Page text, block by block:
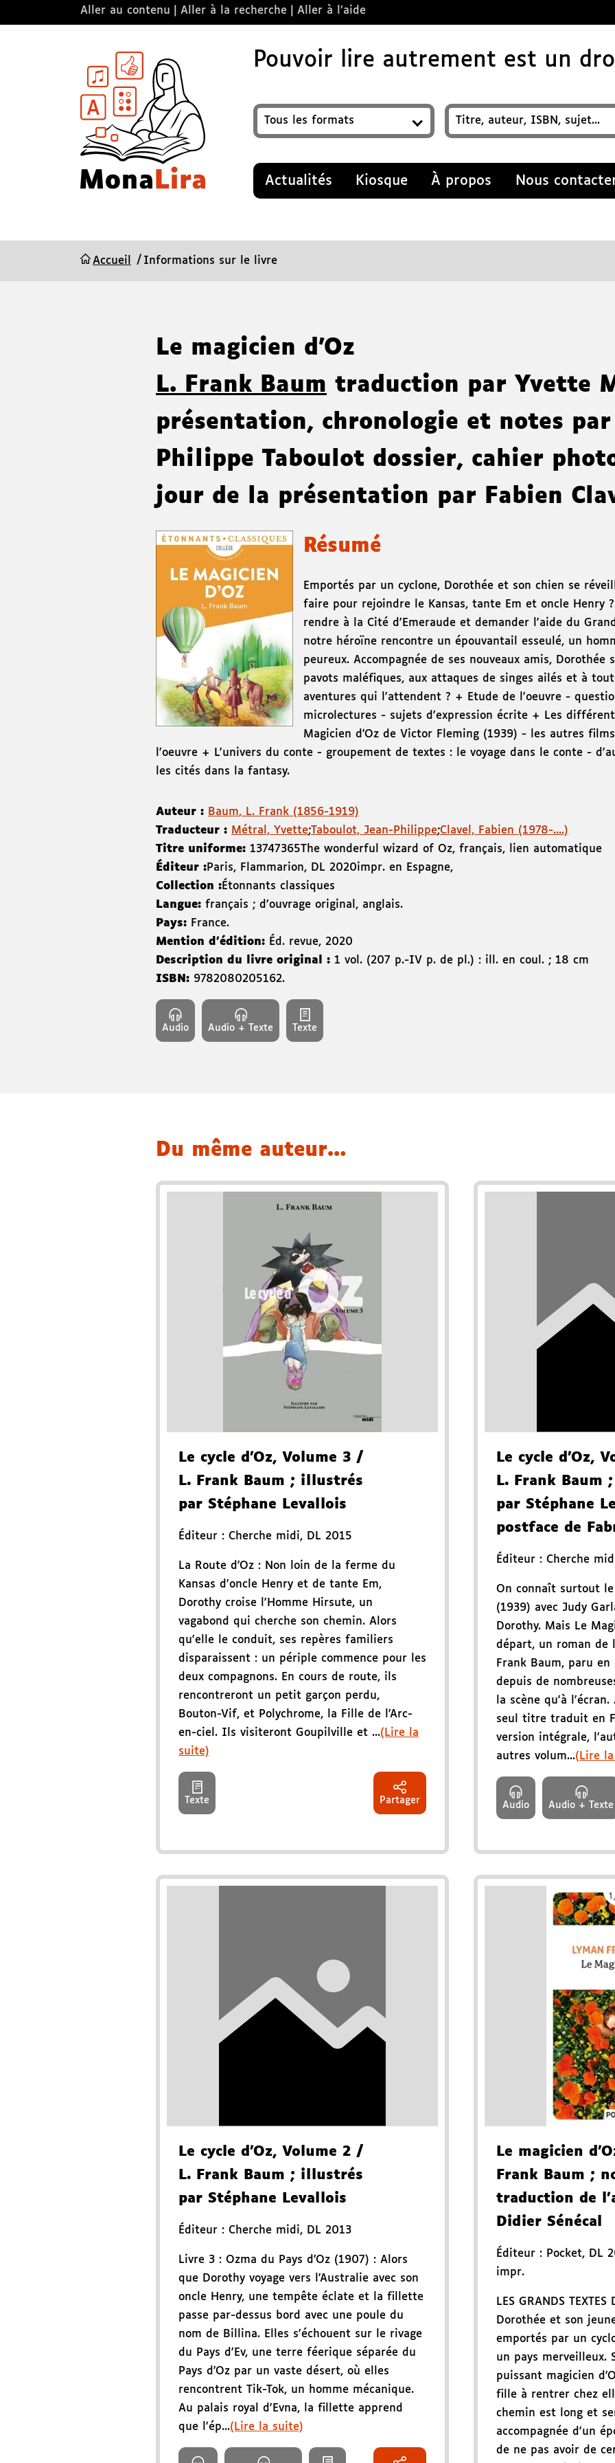
Aller au contenu Aller à la recherche Aller à l’aide
Pouvoir lire autrement est un
Format
Recherchez un titre, auteur, ISBN, sujet…
Actualités Kiosque À propos Nous
Accueil Informations sur le livre
Le magicien d'Oz
L. Frank Baum traduction par Yvette
présentation, chronologie et notes par
Philippe Taboulot dossier, cahier
jour de la présentation par Fabien
Résumé
Emportés par un cyclone, Dorothée et son chien se
faire pour rejoindre le Kansas, tante Em et oncle Henry
rendre à la Cité d'Emeraude et demander l'aide du
notre héroïne rencontre un épouvantail esseulé, un
peureux. Accompagnée de ses nouveaux amis,
pavots maléfiques, aux attaques de singes ailés et à
aventures qui l'attendent ? + Etude de l'oeuvre -
microlectures - sujets d'expression écrite + Les
Magicien d'Oz de Victor Fleming (1939) - les autres
l'oeuvre + L'univers du conte - groupement de textes : le voyage dans le conte -
les cités dans la fantasy.
Auteur : Baum, L. Frank (1856-1919)
Traducteur : Métral, Yvette;Taboulot, Jean-Philippe;Clavel, Fabien (1978-....)
Titre uniforme: 13747365The wonderful wizard of Oz, français, lien automatique
Éditeur :Paris, Flammarion, DL 2020impr. en Espagne,
Collection :Étonnants classiques
Langue: français ; d'ouvrage original, anglais.
Pays: France.
Mention d'édition: Éd. revue, 2020
Description du livre original : 1 vol. (207 p.-IV p. de pl.) : ill. en coul. ; 18 cm
ISBN: 9782080205162.
Audio Audio + Texte Texte
Du même auteur…
Le cycle d'Oz, Volume 3 /
L. Frank Baum ; illustrés
par Stéphane Levallois
Éditeur : Cherche midi, DL 2015
La Route d'Oz : Non loin de la ferme du
Kansas d'oncle Henry et de tante Em,
Dorothy croise l'Homme Hirsute, un
vagabond qui cherche son chemin. Alors
qu'elle le conduit, ses repères familiers
disparaissent : un périple commence pour les
deux compagnons. En cours de route, ils
rencontreront un petit garçon perdu,
Bouton-Vif, et Polychrome, la Fille de l'Arc-
en-ciel. Ils visiteront Goupilville et ...(Lire la
suite)
Texte Partager
Le cycle d'Oz,
L. Frank Baum
par Stéphane
postface de
Éditeur : Cherche
On connaît surtout
(1939) avec Judy
Dorothy. Mais Le
départ, un roman de
Frank Baum, paru
depuis de
la scène qu'à
seul titre traduit en
version intégrale,
autres volum...(Lire
Audio Audio + Texte
Le cycle d'Oz, Volume 2 /
L. Frank Baum ; illustrés
par Stéphane Levallois
Éditeur : Cherche midi, DL 2013
Livre 3 : Ozma du Pays d'Oz (1907) : Alors
que Dorothy voyage vers l'Australie avec son
oncle Henry, une tempête éclate et la fillette
passe par-dessus bord avec une poule du
nom de Billina. Elles s'échouent sur le rivage
du Pays d'Ev, une terre féerique séparée du
Pays d'Oz par un vaste désert, où elles
rencontrent Tik-Tok, un homme mécanique.
Au palais royal d'Evna, la fillette apprend
que l'ép...(Lire la suite)
Le magicien
Frank Baum ;
traduction de
Didier Sénécal
Éditeur : Pocket, DL
impr.
LES GRANDS TEXTES
Dorothée et son
emportés par un
un pays merveilleux.
puissant magicien
fille à rentrer chez
chemin est long et
accompagnée d'un
de ne pas avoir de